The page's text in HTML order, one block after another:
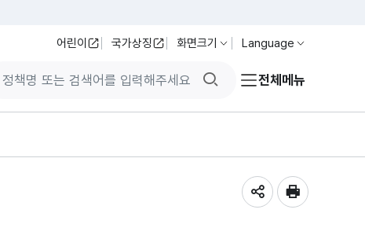
어린이 국가상징 화면크기 Language
검색버튼전체메뉴